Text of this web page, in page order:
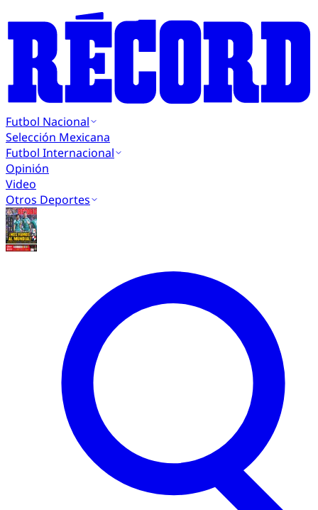
Futbol Nacional
Selección Mexicana
Futbol Internacional
Opinión
Video
Otros Deportes